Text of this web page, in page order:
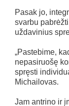
Pasak jo,
svarbu
uždavinius
„Pastebime,
nepasiruošę
spręsti
Michailovas.
Jam antrino ir